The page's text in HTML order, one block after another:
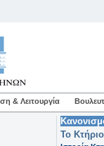
& Λειτουργία
Το Κτήριο